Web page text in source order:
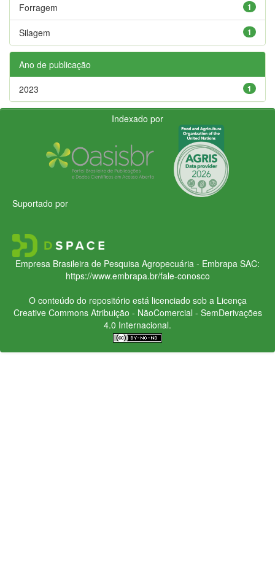
1
Forragem
1
Silagem
Ano de publicação
1
2023
Indexado por
Suportado por
Empresa Brasileira de Pesquisa Agropecuária - Embrapa SAC:
https://www.embrapa.br/fale-conosco
O conteúdo do repositório está licenciado sob a Licença
Creative CommonsAtribuição - NãoComercial - SemDerivações
4.0 Internacional.